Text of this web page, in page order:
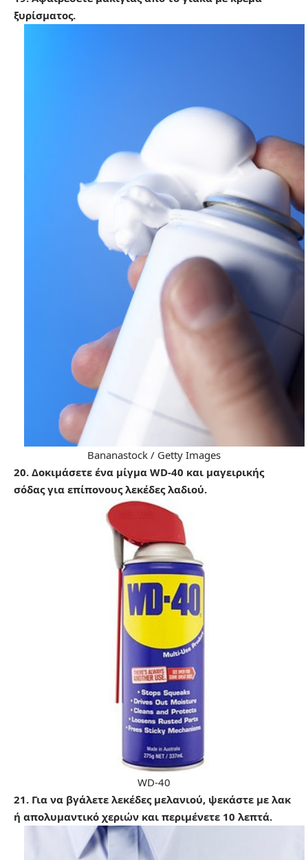
ξυρίσματος.
Bananastock / Getty Images
20. Δοκιμάσετε ένα μίγμα WD-40 και μαγειρικής
σόδας για επίπονους λεκέδες λαδιού.
WD-40
21. Για να βγάλετε λεκέδες μελανιού, ψεκάστε με λακ
ή απολυμαντικό χεριών και περιμένετε 10 λεπτά.